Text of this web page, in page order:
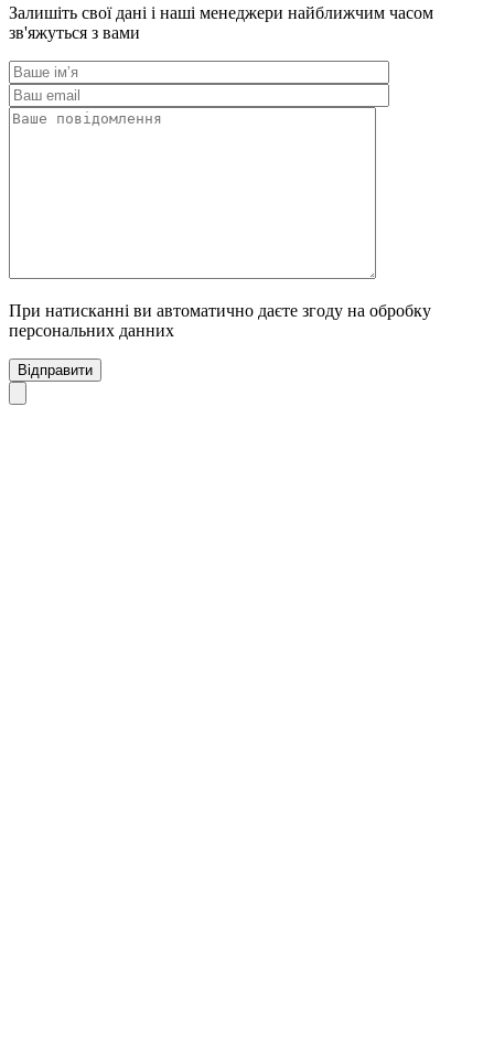
Залишіть свої дані і наші менеджери найближчим часом
зв'яжуться з вами
При натисканні ви автоматично даєте згоду на обробку
персональних данних
Відправити